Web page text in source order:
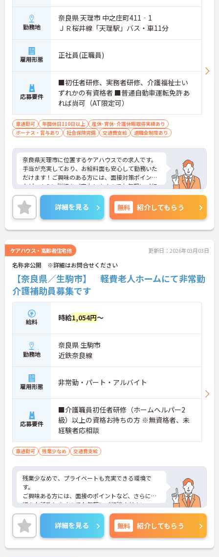
勤務地
奈良県 天理市 中之庄町411‐1
ＪＲ桜井線「天理駅」バス・車11分
雇用形態 正社員(正職員)
応募要件
■初任者研修、実務者研修、介護福祉士い
ずれかの有資格者 ■普通自動車運転免許あ
れば尚可（AT限定可）
車通勤可 年間休日110日以上
産休･育休･介護休暇取得実績あり
ボーナス・賞与あり
社会保険完備 交通費支給 退職金制度あり
奈良県天理市に位置するケアハウスでの求人です。
手当が充実しており、お給料面も安心して勤務いた
だけます！ご興味のある方には、面接対策ポイント
など、さらに詳細をご案内しますのでお気軽にご相
談ください！
詳細を見る 無料 紹介してもらう
ケアハウス・高齢者住宅他 更新日：2026年03月03日
名称非公開 ※詳細はお問合せください
【奈良県／生駒市】 軽費老人ホームにて非常勤
介護補助員募集です
給料 時給1,054円～
勤務地
奈良県 生駒市
近鉄奈良線
雇用形態 非常勤・パート・アルバイト
応募要件
■介護職員初任者研修（ホームヘルパー2
級）以上の資格お持ちの方 ※無資格者、未
経験者応相談
車通勤可 残業少なめ 交通費支給
残業少なめで、プライベートも充実できる環境で
す。
ご興味ある方には、面接のポイントなど、さらに詳
細をお話致しますのでお気軽にご相談ください。
詳細を見る 無料 紹介してもらう